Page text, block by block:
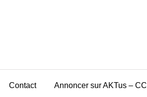
Contact Annoncer sur AKTus – CCI